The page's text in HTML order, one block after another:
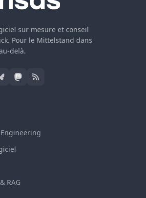
sur mesure et conseil
Pour le Mittelstand dans
delà.
RAG